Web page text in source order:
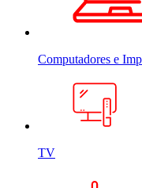
Computadores e
TV